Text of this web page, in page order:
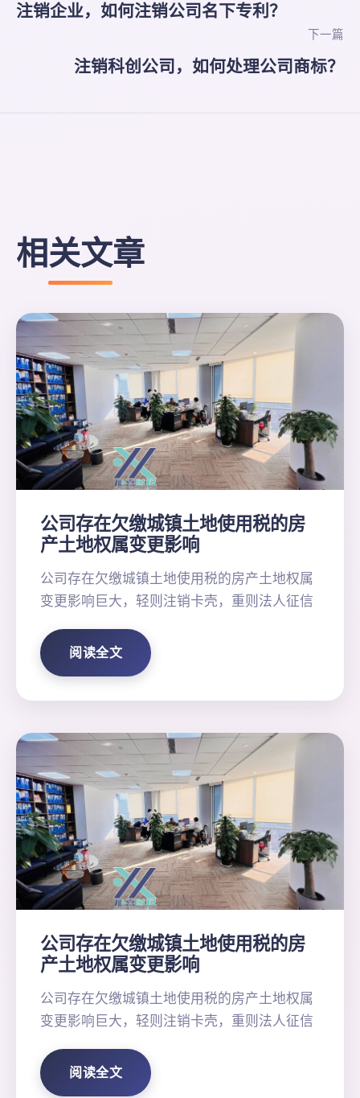
注销企业，如何注销公司名下专利？
下一篇
注销科创公司，如何处理公司商标？
相关文章
公司存在欠缴城镇土地使用税的房
产土地权属变更影响
公司存在欠缴城镇土地使用税的房产土地权属
变更影响巨大，轻则注销卡壳，重则法人征信
阅读全文
公司存在欠缴城镇土地使用税的房
产土地权属变更影响
公司存在欠缴城镇土地使用税的房产土地权属
变更影响巨大，轻则注销卡壳，重则法人征信
阅读全文